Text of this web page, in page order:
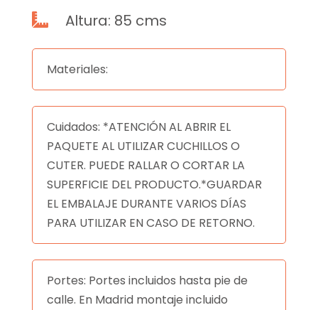
 Altura: 85 cms
Materiales:
Cuidados: *ATENCIÓN AL ABRIR EL
PAQUETE AL UTILIZAR CUCHILLOS O
CUTER. PUEDE RALLAR O CORTAR LA
SUPERFICIE DEL PRODUCTO.*GUARDAR
EL EMBALAJE DURANTE VARIOS DÍAS
PARA UTILIZAR EN CASO DE RETORNO.
Portes: Portes incluidos hasta pie de
calle. En Madrid montaje incluido